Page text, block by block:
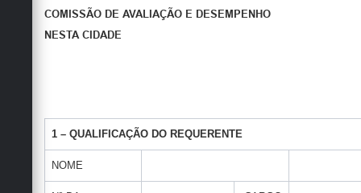
COMISSÃO DE AVALIAÇÃO E DESEMPENHO
NESTA CIDADE
1 – QUALIFICAÇÃO DO REQUERENTE
NOME